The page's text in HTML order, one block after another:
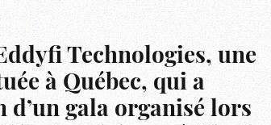
Technologies, une
à Québec, qui a
d’un gala organisé lors